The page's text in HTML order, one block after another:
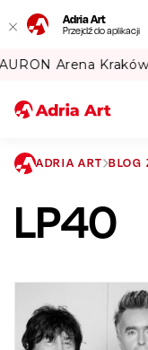
Adria Art
Przejdź do aplikacji
ADRIA ART BLOG
LP40